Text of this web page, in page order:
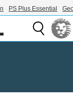
PS Plus Essential